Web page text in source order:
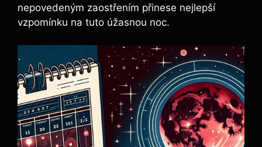
nepovedeným zaostřením přinese nejlepší
vzpomínku na tuto‍ úžasnou noc.